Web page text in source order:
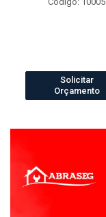
Solicitar
Orçamento